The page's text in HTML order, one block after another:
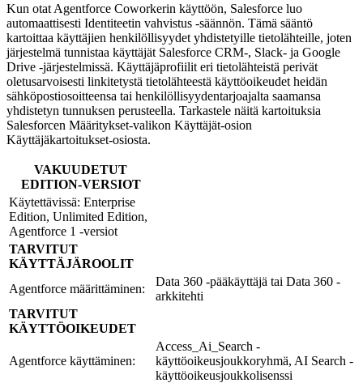
Kun otat Agentforce Coworkerin käyttöön, Salesforce luo
automaattisesti Identiteetin vahvistus -säännön. Tämä sääntö
kartoittaa käyttäjien henkilöllisyydet yhdistetyille tietolähteille, joten
järjestelmä tunnistaa käyttäjät Salesforce CRM-, Slack- ja Google
Drive -järjestelmissä. Käyttäjäprofiilit eri tietolähteistä perivät
oletusarvoisesti linkitetystä tietolähteestä käyttöoikeudet heidän
sähköpostiosoitteensa tai henkilöllisyydentarjoajalta saamansa
yhdistetyn tunnuksen perusteella. Tarkastele näitä kartoituksia
Salesforcen Määritykset-valikon Käyttäjät-osion
Käyttäjäkartoitukset-osiosta.
VAKUUDETUT
EDITION-VERSIOT
Käytettävissä: Enterprise
Edition, Unlimited Edition,
Agentforce 1 -versiot
TARVITUT
KÄYTTÄJÄROOLIT
Agentforce määrittäminen:
Data 360 -pääkäyttäjä tai Data 360 -
arkkitehti
TARVITUT
KÄYTTÖOIKEUDET
Agentforce käyttäminen:
Access_Ai_Search -
käyttöoikeusjoukkoryhmä, AI Search -
käyttöoikeusjoukkolisenssi